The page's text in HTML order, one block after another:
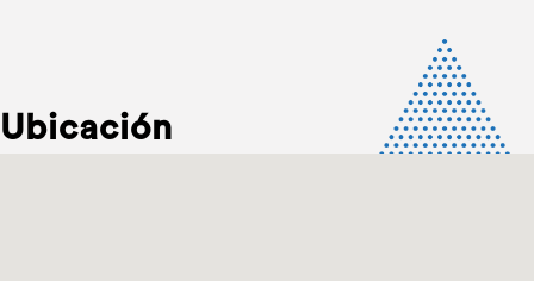
Ubicación